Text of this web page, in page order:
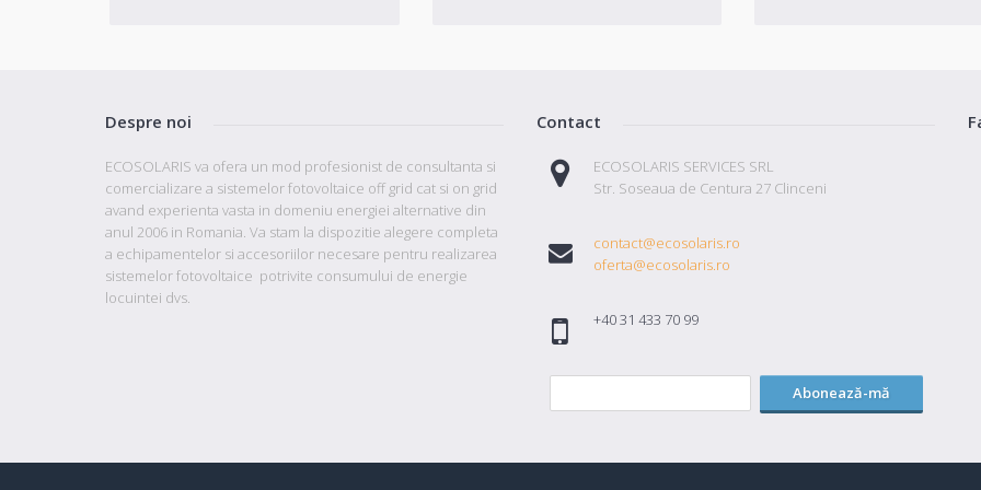
Despre noi
ECOSOLARIS va ofera un mod profesionist de consultanta si
comercializare a sistemelor fotovoltaice off grid cat si on grid
avand experienta vasta in domeniu energiei alternative din
anul 2006 in Romania. Va stam la dispozitie alegere completa
a echipamentelor si accesoriilor necesare pentru realizarea
sistemelor fotovoltaice potrivite consumului de energie
locuintei dvs.
Contact
ECOSOLARIS SERVICES SRL
Str. Soseaua de Centura 27 Clinceni
contact@ecosolaris.ro
oferta@ecosolaris.ro
+40 31 433 70 99
Abonează-mă